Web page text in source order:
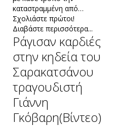
καταστραμμένη από…
Σχολιάστε πρώτοι!
Διαβάστε περισσότερα...
Ράγισαν καρδιές
στην κηδεία του
Σαρακατσάνου
τραγουδιστή
Γιάννη
Γκόβαρη(Βίντεο)